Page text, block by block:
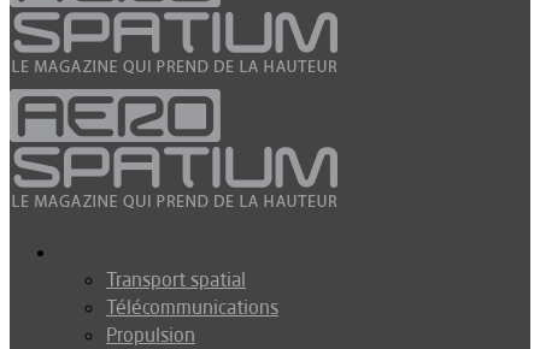
Transport spatial
Télécommunications
Propulsion